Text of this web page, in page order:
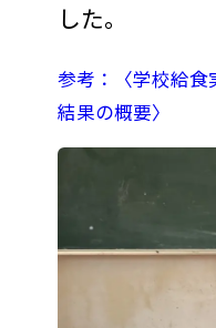
した。
参考：〈学校給食
結果の概要〉